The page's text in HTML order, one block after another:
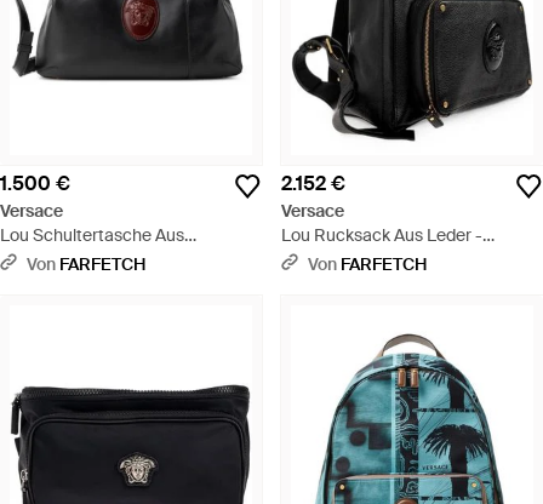
1.500 €
Versace
Lou Schultertasche Aus
Nappaleder - Schwarz
Von FARFETCH
2.152 €
Versace
Lou Rucksack Aus Leder -
Schwarz
Von FARFETCH